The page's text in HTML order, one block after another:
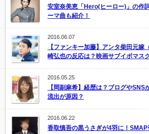
安室奈美恵「Hero(ヒーロー)」の作
ーマ曲も紹介！
2016.06.07
【ファンキー加藤】アンタ柴田元嫁
崎弘也の反応は？映画サブイボマス
2016.05.25
【岡副麻希】経歴は？ブログやSNS
流出が原因？
2016.06.22
香取慎吾の黒うさぎが4羽に！